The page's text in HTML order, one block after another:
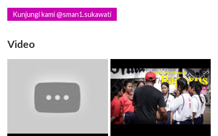
Kunjungi kami @sman1.sukawati
Video